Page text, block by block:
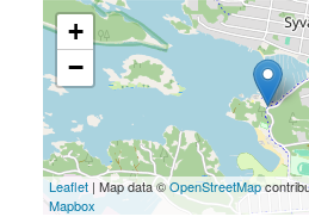
+
−
Leaflet| Map data ©OpenStreetMap
Mapbox